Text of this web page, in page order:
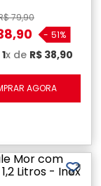
79,90
,90 - 51%
1x de R$ 38,90
AGORA